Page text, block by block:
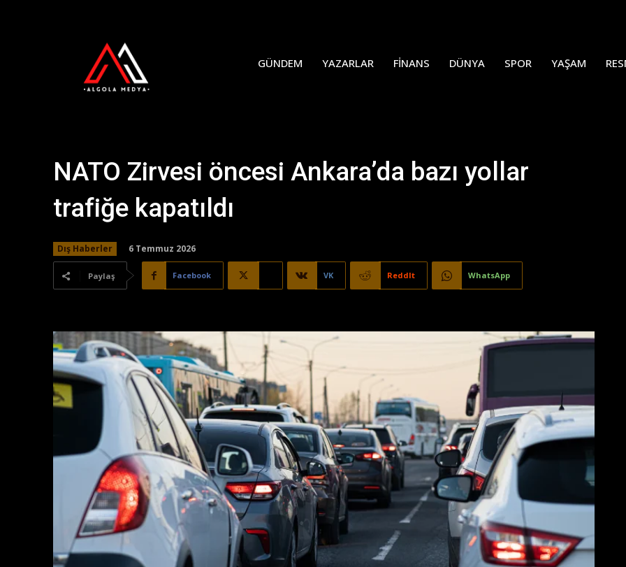
GÜNDEM YAZARLAR FINANS DÜNYA SPOR YAŞAM
NATO Zirvesi öncesi Ankara’da bazı yollar
trafiğe kapatıldı
Dış Haberler 6 Temmuz 2026
Paylaş Facebook VK ReddIt WhatsApp